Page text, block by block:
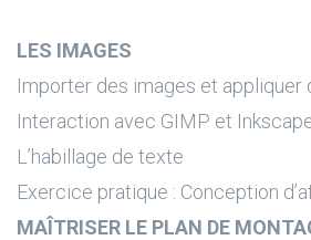
LES IMAGES
Importer des images et appliquer
Interaction avec GIMP et
L’habillage de texte
Exercice pratique : Conception
MAÎTRISER LE PLAN DE